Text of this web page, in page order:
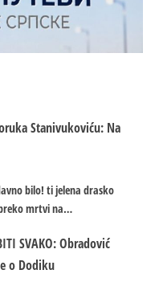
Stanivukoviću: Na
bilo! ti jelena drasko
mrtvi na…
SVAKO: Obradović
o Dodiku